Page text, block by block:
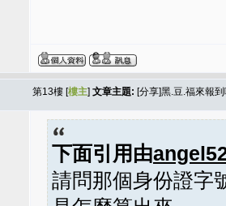
第13樓 [樓主] 文章主題: [分享]黑.豆.福來報
下面引用由
請問那個身份證字